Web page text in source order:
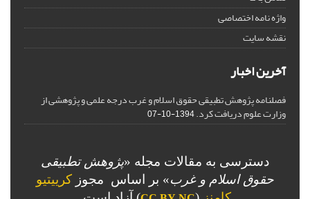
واژه نامه اختصاصی
نقشه سایت
آخرین اخبار
فصلنامه پژوهش تطبیقی حقوق اسلام و غرب درجه علمی و پژوهشی از
وزارت علوم دریافت کرد.1394-10-07
دسترسی به مقالات مجله «پژوهش تطبیقی
حقوق اسلام و غرب» بر اساس مجوز کرییتیو